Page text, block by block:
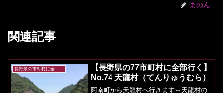
まのん
関連記事
長野県の市町村に全部行く
【長野県の77市町村に全部行く】
No.74 天龍村（てんりゅうむら）
阿南町から天龍村へ行きます～天龍村の